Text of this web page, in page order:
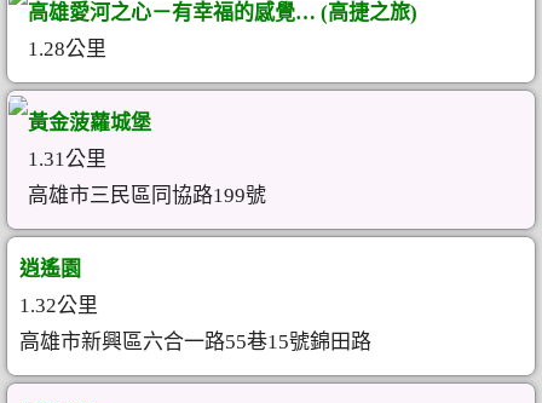
高雄愛河之心－有幸福的感覺… (高捷之旅)
1.28公里
黃金菠蘿城堡
1.31公里
高雄市三民區同協路199號
逍遙園
1.32公里
高雄市新興區六合一路55巷15號錦田路